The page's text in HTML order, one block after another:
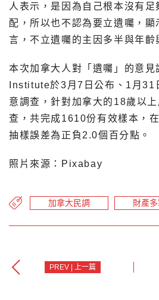
人表示，是因為自己根本沒有
配，所以也不認為要立遺囑，顯
言，不立遺囑的主因多半與年齡
本次加拿大人對「遺囑」的意
Institute於3月7日公布、1月31
意調查，針對加拿大的18歲以
查，共完成1610份有效樣本，
抽樣誤差為正負2.0個百分點。
照片來源：Pixabay
加拿大民調 財產
PREV | 上一篇